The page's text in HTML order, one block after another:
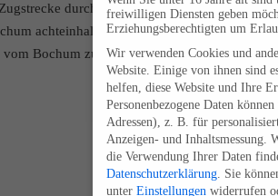
durch das Ruhrgebiet für mehrere
achteinhalb Stunden gebraucht. Viele
vom Bochum zum Bonner Hauptbahnhof
freiwilligen Diensten geben
Erziehungsberechtigten um
Wir verwenden Cookies und
Website. Einige von ihnen sind
helfen, diese Website und Ihre
Personenbezogene Daten
Adressen), z. B. für
Anzeigen- und Inhaltsmessung.
die Verwendung Ihrer Daten
Datenschutzerklärung Sie
unter Einstellungen widerrufen